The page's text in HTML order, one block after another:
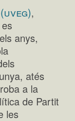
(uveg),
anys,
atés
a la
de Partit
les